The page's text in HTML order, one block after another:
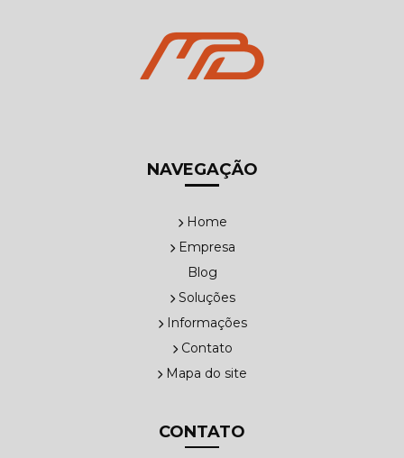
NAVEGAÇÃO
Home
Empresa
Blog
Soluções
Informações
Contato
Mapa do site
CONTATO